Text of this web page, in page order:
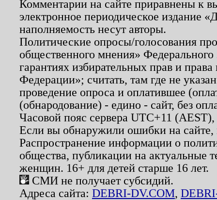
Комментарии на сайте приравнены к
электронное периодическое издание
наполняемость несут авторы.
Политические опросы/голосования
общественного мнения»
гарантиях избирательных прав и
Федерации»; считать, там где не
проведение опроса и оплатившее
(обнародование) - едино - сайт, без
Часовой пояс сервера UTC+11
Если вы обнаружили ошибки на
Распространение информации о
общества, публикации на актуальные
женщин. 16+ для детей старше 16 лет.
СМИ не получает субсидий.
Адреса сайта: DEBRI-DV.COM,